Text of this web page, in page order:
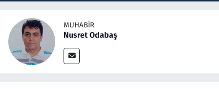
MUHABIR
Nusret Odabaş